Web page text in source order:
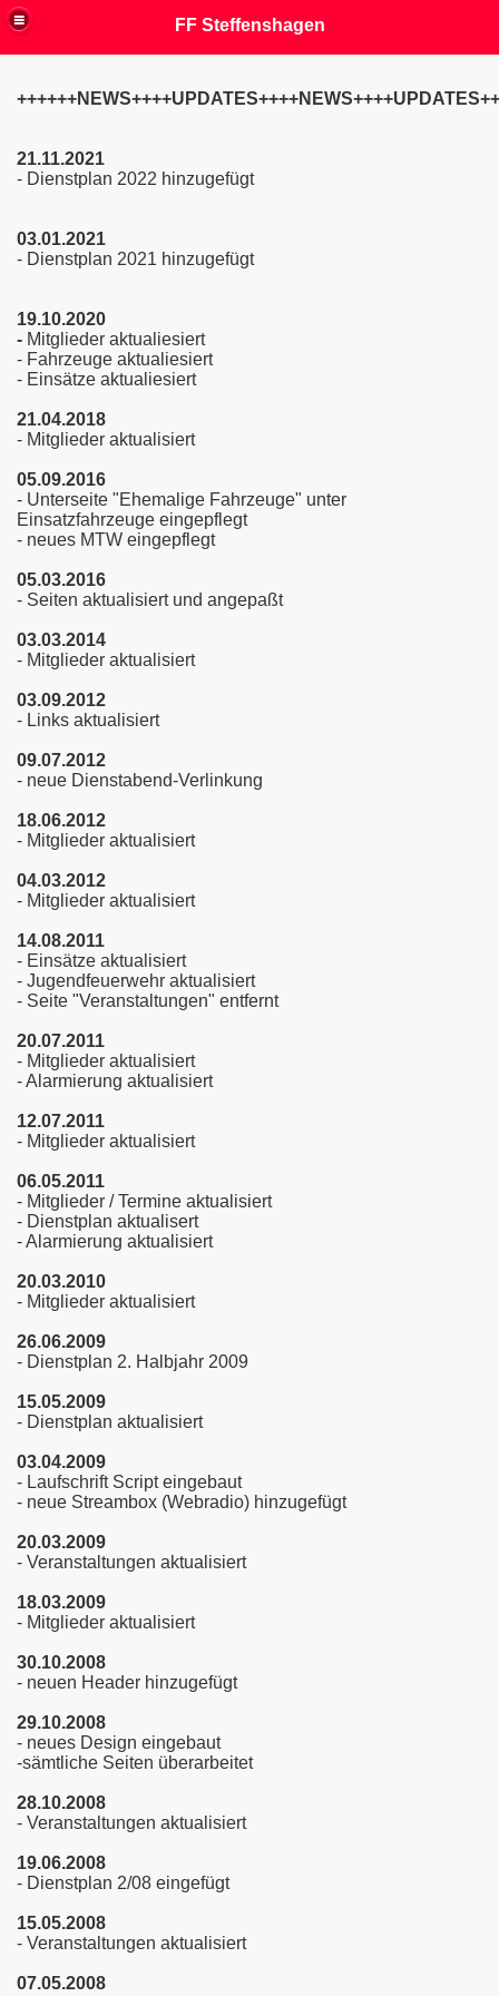
FF Steffenshagen
21.11.2021
- Dienstplan 2022 hinzugefügt
03.01.2021
- Dienstplan 2021 hinzugefügt
19.10.2020
- Mitglieder aktualiesiert
- Fahrzeuge aktualiesiert
- Einsätze aktualiesiert
21.04.2018
- Mitglieder aktualisiert
05.09.2016
- Unterseite "Ehemalige Fahrzeuge" unter
Einsatzfahrzeuge eingepflegt
- neues MTW eingepflegt
05.03.2016
- Seiten aktualisiert und angepaßt
03.03.2014
- Mitglieder aktualisiert
03.09.2012
- Links aktualisiert
09.07.2012
- neue Dienstabend-Verlinkung
18.06.2012
- Mitglieder aktualisiert
04.03.2012
- Mitglieder aktualisiert
14.08.2011
- Einsätze aktualisiert
- Jugendfeuerwehr aktualisiert
- Seite "Veranstaltungen" entfernt
20.07.2011
- Mitglieder aktualisiert
- Alarmierung aktualisiert
12.07.2011
- Mitglieder aktualisiert
06.05.2011
- Mitglieder / Termine aktualisiert
- Dienstplan aktualisert
- Alarmierung aktualisiert
20.03.2010
- Mitglieder aktualisiert
26.06.2009
- Dienstplan 2. Halbjahr 2009
15.05.2009
- Dienstplan aktualisiert
03.04.2009
- Laufschrift Script eingebaut
- neue Streambox (Webradio) hinzugefügt
20.03.2009
- Veranstaltungen aktualisiert
18.03.2009
- Mitglieder aktualisiert
30.10.2008
- neuen Header hinzugefügt
29.10.2008
- neues Design eingebaut
-sämtliche Seiten überarbeitet
28.10.2008
- Veranstaltungen aktualisiert
19.06.2008
- Dienstplan 2/08 eingefügt
15.05.2008
- Veranstaltungen aktualisiert
07.05.2008